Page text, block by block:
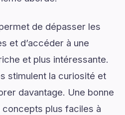
de dépasser les
et d’accéder à une
et plus intéressante.
stimulent la curiosité et
davantage. Une bonne
plus faciles à